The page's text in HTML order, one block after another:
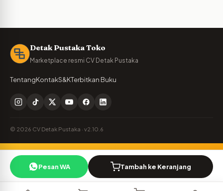
Pesan WA Tambah ke Keranjang
Detak Pustaka Toko
Marketplace resmi CV Detak Pustaka
TentangKontakS&KTerbitkan Buku
© 2026 CV Detak Pustaka · v2.10.6
Penulis Detak Pustaka?
Cek royalti & naskah Anda